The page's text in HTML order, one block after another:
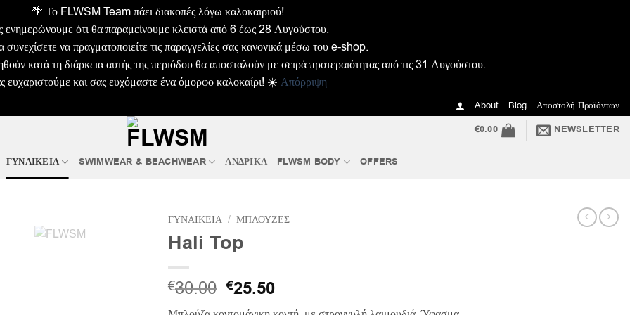
🌴 Το FLWSM Team πάει διακοπές λόγω καλοκαιριού!
ενημερώνουμε ότι θα παραμείνουμε κλειστά από 6 έως 28 Αυγούστου.
συνεχίσετε να πραγματοποιείτε τις παραγγελίες σας κανονικά μέσω του e-shop.
κατά τη διάρκεια αυτής της περιόδου θα αποσταλούν με σειρά προτεραιότητας από τις 31 Αυγούστου.
ευχαριστούμε και σας ευχόμαστε ένα όμορφο καλοκαίρι! ☀️ Απόρριψη
About Blog Αποστολή Προϊόντων
€0.00 NEWSLETTER
ΓΥΝΑΙΚΕΙΑ SWIMWEAR & BEACHWEAR ΑΝΔΡΙΚΑ FLWSM BODY OFFERS
ΓΥΝΑΙΚΕΙΑ / ΜΠΛΟΥΖΕΣ
Hali Top
€30.00 Original
price
€25.50Η
τρέχουσα